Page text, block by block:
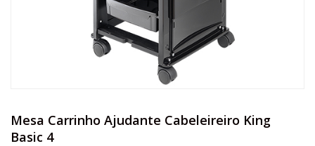
Mesa Carrinho Ajudante Cabeleireiro King
Basic 4